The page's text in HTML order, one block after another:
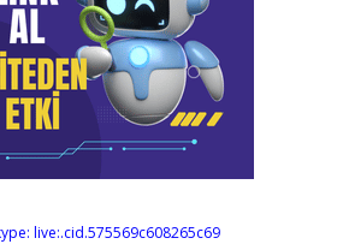
live:.cid.575569c608265c69